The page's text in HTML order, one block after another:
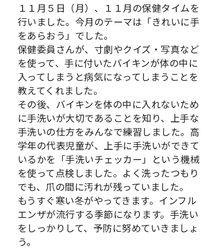
１１月５日（月）、１１月の保健タイムを
行いました。今月のテーマは「きれいに手
をあらおう」でした。
保健委員さんが、寸劇やクイズ・写真など
を使って、手に付いたバイキンが体の中に
入ってしまうと病気になってしまうことを
教えてくれました。
その後、バイキンを体の中に入れないため
に手洗いが大切であることを知り、上手な
手洗いの仕方をみんなで練習しました。高
学年の代表児童が、上手に手洗いができて
いるかを「手洗いチェッカー」という機械
を使って点検しました。よく洗ったつもり
でも、爪の間に汚れが残っていました。
もうすぐ寒い冬がやってきます。インフル
エンザが流行する季節になります。手洗い
をしっかりして、予防に努めていきましょ
う。